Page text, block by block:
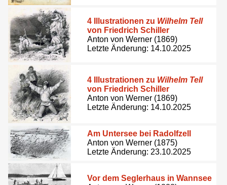
4 Illustrationen zu Wilhelm Tell
von Friedrich Schiller
Anton von Werner (1869)
Letzte Änderung: 14.10.2025
4 Illustrationen zu Wilhelm Tell
von Friedrich Schiller
Anton von Werner (1869)
Letzte Änderung: 14.10.2025
Am Untersee bei Radolfzell
Anton von Werner (1875)
Letzte Änderung: 23.10.2025
Vor dem Seglerhaus in Wannsee